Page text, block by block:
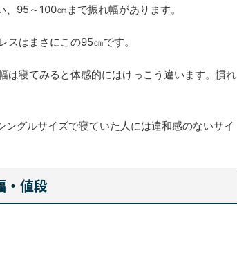
95～100㎝まで振れ幅があります。
はまさにこの95㎝です。
は寝てみると体感的にはけっこう違います。慣れ
グルサイズで寝ていた人には違和感のないサイ
・値段